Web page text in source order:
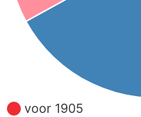
voor 1905